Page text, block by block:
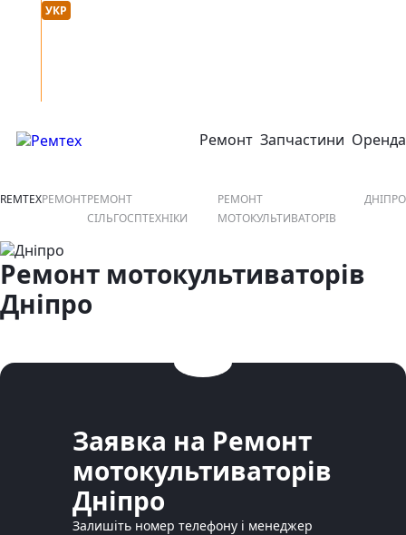
Мова сайту :
УКР
відкрити або закрити навігаційне меню
Ремонт Запчастини Оренда
REMTEXРЕМОНТРЕМОНТ
СІЛЬГОСПТЕХНІКИ
РЕМОНТ
МОТОКУЛЬТИВАТОРІВ
ДНІПРО
Ремонт мотокультиваторів
Дніпро
Заявка на Ремонт
мотокультиваторів
Дніпро
Залишіть номер телефону і менеджер